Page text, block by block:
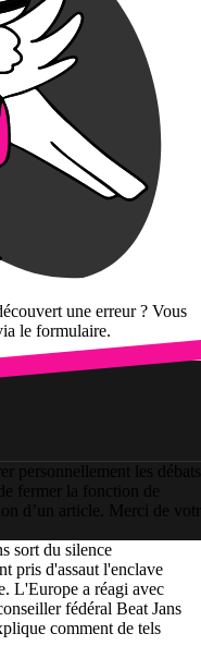
une erreur ? Vous
le formulaire.
personnellement les débats
fermer la fonction de
d’un article. Merci de
sort du silence
pris d'assaut l'enclave
L'Europe a réagi avec
fédéral Beat Jans
comment de tels